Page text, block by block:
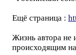
Ещё страница :
Жизнь автора не
происходящим